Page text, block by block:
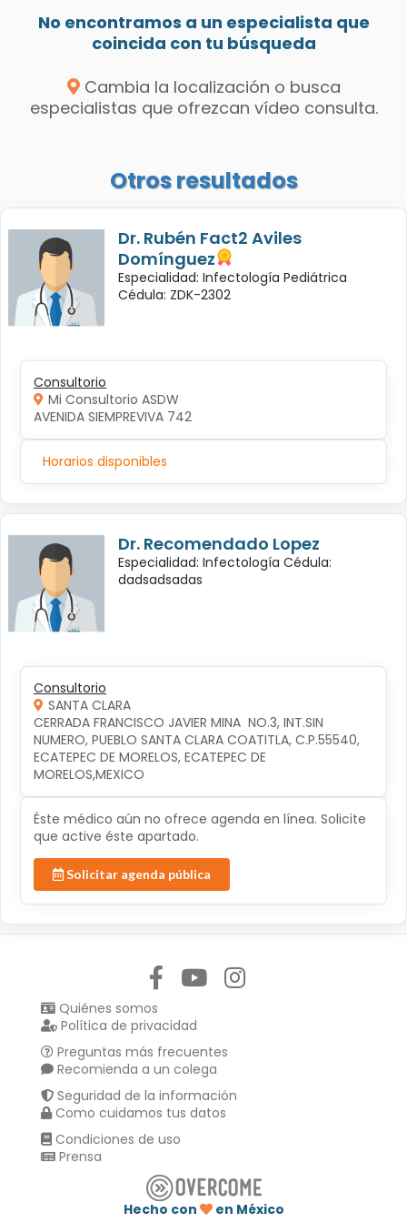
No encontramos a un especialista que
coincida con tu búsqueda
Cambia la localización o busca
especialistas que ofrezcan vídeo consulta.
Otros resultados
Dr. Rubén Fact2 Aviles
Domínguez
Especialidad: Infectología Pediátrica
Cédula: ZDK-2302
Consultorio
Mi Consultorio ASDW
AVENIDA SIEMPREVIVA 742
Horarios disponibles
Dr. Recomendado Lopez
Especialidad: Infectología Cédula:
dadsadsadas
Consultorio
SANTA CLARA
CERRADA FRANCISCO JAVIER MINA  NO.3, INT.SIN
NUMERO, PUEBLO SANTA CLARA COATITLA, C.P.55540,
ECATEPEC DE MORELOS, ECATEPEC DE
MORELOS,MEXICO
Éste médico aún no ofrece agenda en línea. Solicite
que active éste apartado.
Solicitar agenda pública
Quiénes somos
Política de privacidad
Preguntas más frecuentes
Recomienda a un colega
Seguridad de la información
Como cuidamos tus datos
Condiciones de uso
Prensa
Hecho con en México